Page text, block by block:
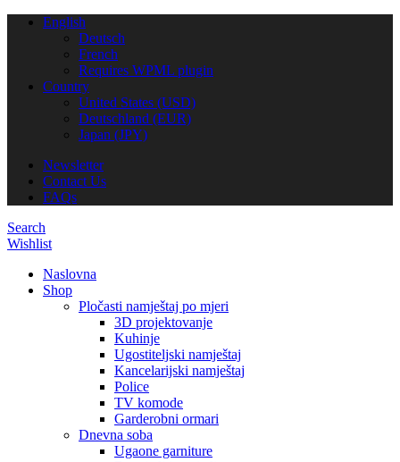
English
Deutsch
French
Requires WPML plugin
Country
United States (USD)
Deutschland (EUR)
Japan (JPY)
Newsletter
Contact Us
FAQs
Search
Wishlist
Naslovna
Shop
Pločasti namještaj po mjeri
3D projektovanje
Kuhinje
Ugostiteljski namještaj
Kancelarijski namještaj
Police
TV komode
Garderobni ormari
Dnevna soba
Ugaone garniture